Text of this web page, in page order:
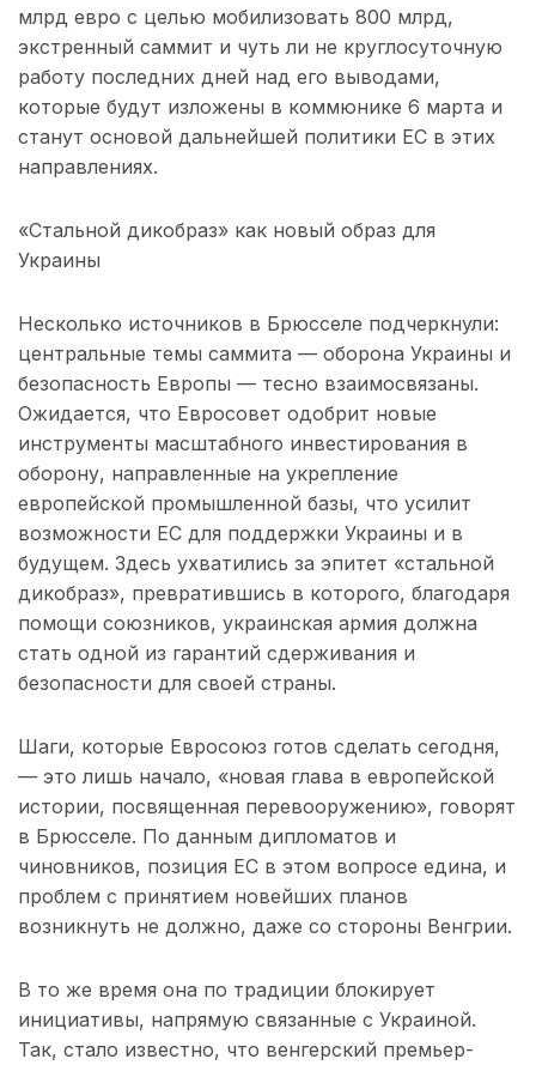
млрд евро с целью мобилизовать 800 млрд,
экстренный саммит и чуть ли не круглосуточную
работу последних дней над его выводами,
которые будут изложены в коммюнике 6 марта и
станут основой дальнейшей политики ЕС в этих
направлениях.
«Стальной дикобраз» как новый образ для
Украины
Несколько источников в Брюсселе подчеркнули:
центральные темы саммита — оборона Украины и
безопасность Европы — тесно взаимосвязаны.
Ожидается, что Евросовет одобрит новые
инструменты масштабного инвестирования в
оборону, направленные на укрепление
европейской промышленной базы, что усилит
возможности ЕС для поддержки Украины и в
будущем. Здесь ухватились за эпитет «стальной
дикобраз», превратившись в которого, благодаря
помощи союзников, украинская армия должна
стать одной из гарантий сдерживания и
безопасности для своей страны.
Шаги, которые Евросоюз готов сделать сегодня,
— это лишь начало, «новая глава в европейской
истории, посвященная перевооружению», говорят
в Брюсселе. По данным дипломатов и
чиновников, позиция ЕС в этом вопросе едина, и
проблем с принятием новейших планов
возникнуть не должно, даже со стороны Венгрии.
В то же время она по традиции блокирует
инициативы, напрямую связанные с Украиной.
Так, стало известно, что венгерский премьер-